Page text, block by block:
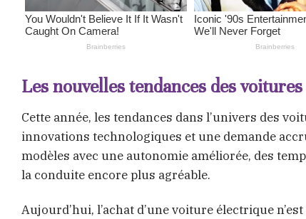
Les nouvelles tendances des
Cette année, les tendances dans l’univers des
innovations technologiques et une demande
modèles avec une autonomie améliorée, des
la conduite encore plus agréable.
Aujourd’hui, l’achat d’une voiture électrique